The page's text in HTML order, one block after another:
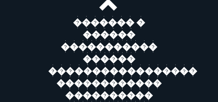
������� �
������
�����������
������
�����������������
������������
����������